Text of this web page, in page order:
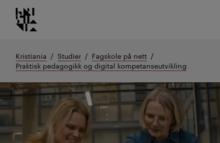
Gå
til
Kristiania logo
Kristiania Studier
Fagskole på nett
Praktisk pedagogikk og digital kompetanseutvikling